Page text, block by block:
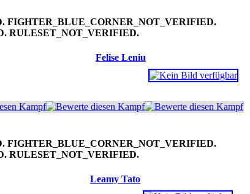
Felise Leniu
Leamy Tato